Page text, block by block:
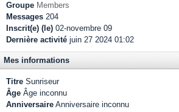
Groupe Members
Messages 204
Inscrit(e) (le) 02-novembre 09
Dernière activité juin 27 2024 01:02
Mes informations
Titre Sunriseur
Âge Âge inconnu
Anniversaire Anniversaire inconnu